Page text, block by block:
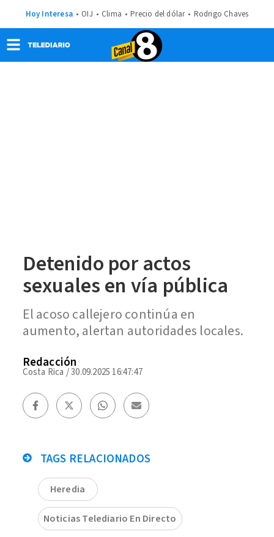
Hoy Interesa OIJ Clima Precio del dólar Rodrigo Chaves
Detenido por actos
sexuales en vía pública
El acoso callejero continúa en
aumento, alertan autoridades locales.
Redacción
Costa Rica /30.09.2025 16:47:47
TAGS RELACIONADOS
Heredia
Noticias Telediario En Directo